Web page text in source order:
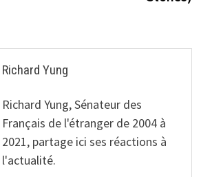
Richard Yung
Richard Yung, Sénateur des
Français de l'étranger de 2004 à
2021, partage ici ses réactions à
l'actualité.